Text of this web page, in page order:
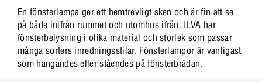
En fönsterlampa ger ett hemtrevligt sken och är fin att se
på både inifrån rummet och utomhus ifrån. ILVA har
fönsterbelysning i olika material och storlek som passar
många sorters inredningsstilar. Fönsterlampor är vanligast
som hängandes eller ståendes på fönsterbrädan.